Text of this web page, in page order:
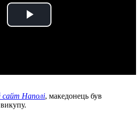
Play
сайт Наполі, македонець був